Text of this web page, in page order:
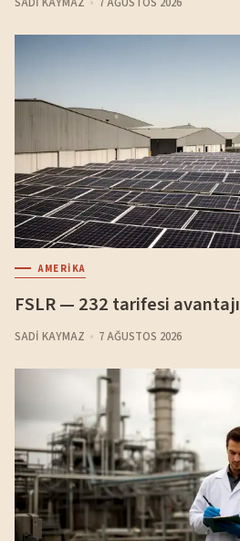
AMERIKA
FSLR — 232 tarifesi avantajı
SADI KAYMAZ 7 AĞUSTOS 2026